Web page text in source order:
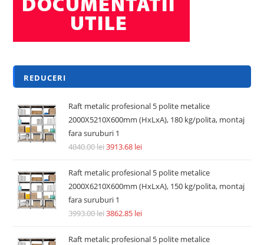
REDUCERI
Raft metalic profesional 5 polite metalice
2000X5210X600mm (HxLxA), 180 kg/polita, montaj
fara suruburi 1
4840.00lei3913.68 lei
Raft metalic profesional 5 polite metalice
2000X6210X600mm (HxLxA), 150 kg/polita, montaj
fara suruburi 1
3993.00lei3862.85 lei
Raft metalic profesional 5 polite metalice